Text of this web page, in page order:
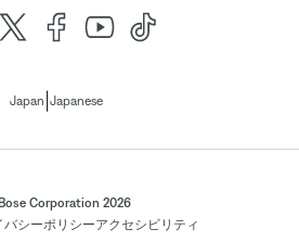
Japan Japanese
Corporation 2026
バシーポリシーアクセシビリティ